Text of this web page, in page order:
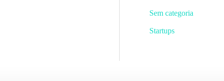
Sem categoria
Startups